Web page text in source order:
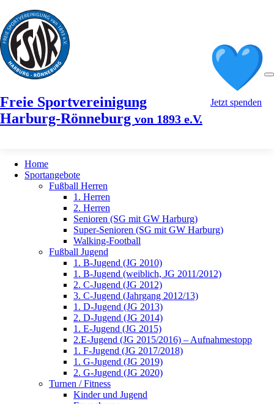
Freie Sportvereinigung
Harburg-Rönneburg von 1893 e.V.
Jetzt spenden
Home
Sportangebote
Fußball Herren
1. Herren
2. Herren
Senioren (SG mit GW Harburg)
Super-Senioren (SG mit GW Harburg)
Walking-Football
Fußball Jugend
1. B-Jugend (JG 2010)
1. B-Jugend (weiblich, JG 2011/2012)
2. C-Jugend (JG 2012)
3. C-Jugend (Jahrgang 2012/13)
1. D-Jugend (JG 2013)
2. D-Jugend (JG 2014)
1. E-Jugend (JG 2015)
2.E-Jugend (JG 2015/2016) – Aufnahmestopp
1. F-Jugend (JG 2017/2018)
1. G-Jugend (JG 2019)
2. G-Jugend (JG 2020)
Turnen / Fitness
Kinder und Jugend